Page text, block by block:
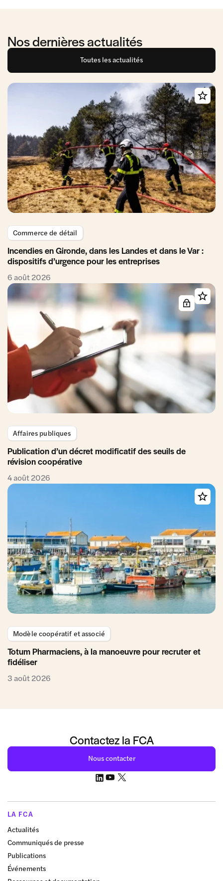
Nos dernières actualités
Toutes les actualités
Commerce de détail
Incendies en Gironde, dans les Landes et dans le Var :
dispositifs d’urgence pour les entreprises
6 août 2026
Affaires publiques
Publication d’un décret modificatif des seuils de
révision coopérative
4 août 2026
Modèle coopératif et associé
Totum Pharmaciens, à la manoeuvre pour recruter et
fidéliser
3 août 2026
Contactez la FCA
Nous contacter
LA FCA
Actualités
Communiqués de presse
Publications
Événements